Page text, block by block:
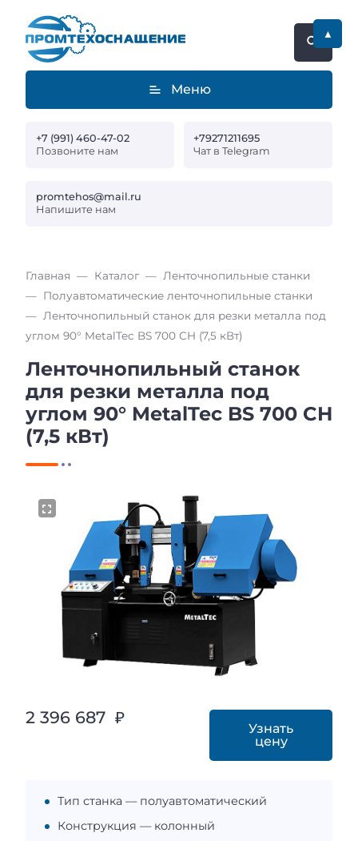
Меню
+7 (991) 460-47-02
Позвоните нам
+79271211695
Чат в Telegram
promtehos@mail.ru
Напишите нам
Главная Каталог
Ленточнопильные станки
Полуавтоматические ленточнопильные станки
Ленточнопильный станок для резки металла под
углом 90° MetalTec BS 700 CH (7,5 кВт)
Ленточнопильный станок
для резки металла под
углом 90° MetalTec BS 700 CH
(7,5 кВт)
2 396 687 ₽
Узнать
цену
Тип станка — полуавтоматический
Конструкция — колонный
▲